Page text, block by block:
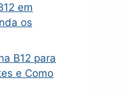
em
os
B12 para
e Como